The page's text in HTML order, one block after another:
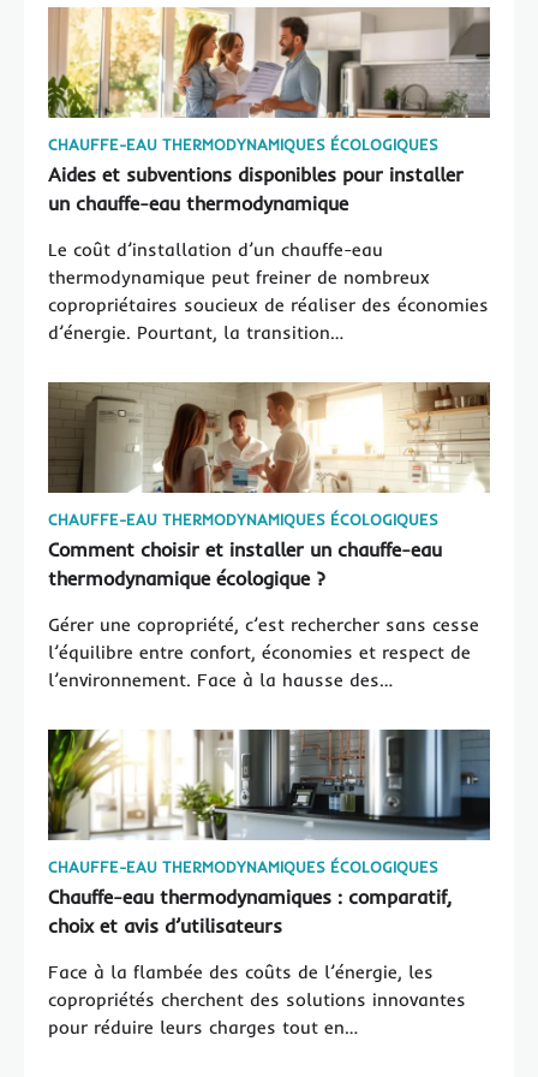
la prise de décision.
maximise les économies réalisées.
CHAUFFE-EAU THERMODYNAMIQUES ÉCOLOGIQUES
Aides et subventions disponibles pour installer
un chauffe-eau thermodynamique
Le coût d’installation d’un chauffe-eau
thermodynamique peut freiner de nombreux
copropriétaires soucieux de réaliser des économies
d’énergie. Pourtant, la transition…
CHAUFFE-EAU THERMODYNAMIQUES ÉCOLOGIQUES
Comment choisir et installer un chauffe-eau
thermodynamique écologique ?
Gérer une copropriété, c’est rechercher sans cesse
l’équilibre entre confort, économies et respect de
l’environnement. Face à la hausse des…
CHAUFFE-EAU THERMODYNAMIQUES ÉCOLOGIQUES
Chauffe-eau thermodynamiques : comparatif,
choix et avis d’utilisateurs
Face à la flambée des coûts de l’énergie, les
copropriétés cherchent des solutions innovantes
pour réduire leurs charges tout en…